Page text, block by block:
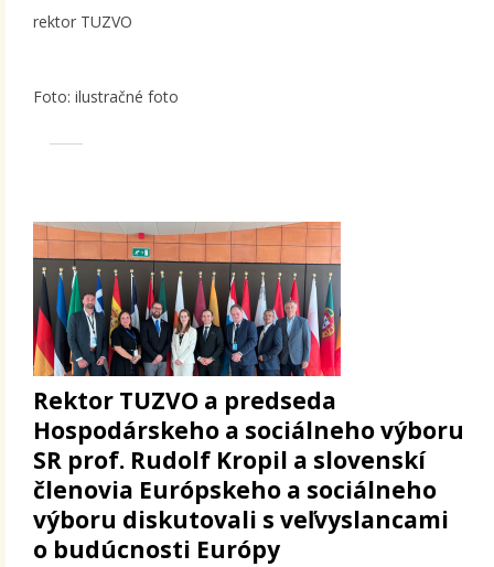
rektor TUZVO
Foto: ilustračné foto
Rektor TUZVO a predseda
Hospodárskeho a sociálneho výboru
SR prof. Rudolf Kropil a slovenskí
členovia Európskeho a sociálneho
výboru diskutovali s veľvyslancami
o budúcnosti Európy